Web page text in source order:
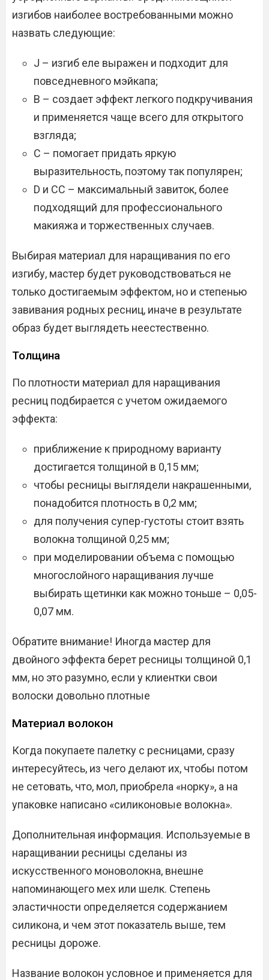
изгибов наиболее востребованными можно
назвать следующие:
J – изгиб еле выражен и подходит для
повседневного мэйкапа;
B – создает эффект легкого подкручивания
и применяется чаще всего для открытого
взгляда;
C – помогает придать яркую
выразительность, поэтому так популярен;
D и CC – максимальный завиток, более
подходящий для профессионального
макияжа и торжественных случаев.
Выбирая материал для наращивания по его
изгибу, мастер будет руководствоваться не
только достигаемым эффектом, но и степенью
завивания родных ресниц, иначе в результате
образ будет выглядеть неестественно.
Толщина
По плотности материал для наращивания
ресниц подбирается с учетом ожидаемого
эффекта:
приближение к природному варианту
достигается толщиной в 0,15 мм;
чтобы ресницы выглядели накрашенными,
понадобится плотность в 0,2 мм;
для получения супер-густоты стоит взять
волокна толщиной 0,25 мм;
при моделировании объема с помощью
многослойного наращивания лучше
выбирать щетинки как можно тоньше – 0,05-
0,07 мм.
Обратите внимание! Иногда мастер для
двойного эффекта берет ресницы толщиной 0,1
мм, но это разумно, если у клиентки свои
волоски довольно плотные
Материал волокон
Когда покупаете палетку с ресницами, сразу
интересуйтесь, из чего делают их, чтобы потом
не сетовать, что, мол, приобрела «норку», а на
упаковке написано «силиконовые волокна».
Дополнительная информация. Используемые в
наращивании ресницы сделаны из
искусственного моноволокна, внешне
напоминающего мех или шелк. Степень
эластичности определяется содержанием
силикона, и чем этот показатель выше, тем
ресницы дороже.
Название волокон условное и применяется для